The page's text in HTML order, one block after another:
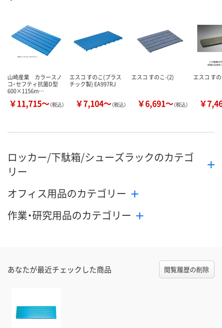
カゴへ カゴへ カ
山崎産業 カラースノ
コ・セフティ抗菌D型
600×1156m…
￥11,715～（税込）
エスコ すのこ(プラス
チック製) EA997RJ
￥7,104～（税込）
エスコ すのこ-(2)
￥6,691～（税込）
エスコ す
￥
ロッカー/下駄箱/シューズラックのカテゴ
リー
オフィス用品のカテゴリー
作業・研究用品のカテゴリー
あなたが最近チェックした商品 閲覧履歴の削除